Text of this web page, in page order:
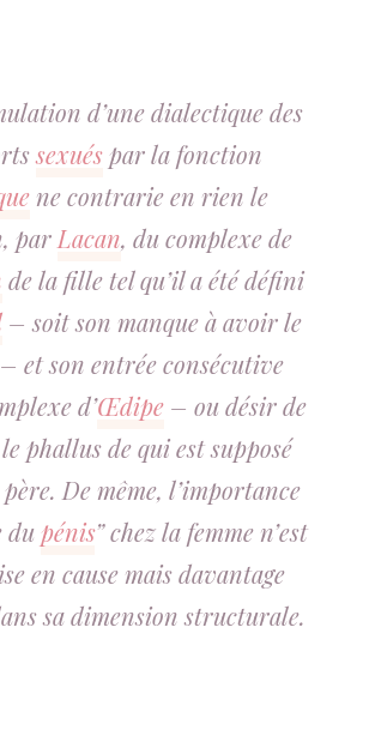
d’une dialectique des
sexuéspar la fonction
ne contrarie en rien le
par Lacan, du complexe de
de la fille tel qu’il a été défini
– soit son manque à avoir le
et son entrée consécutive
d’Œdipe– ou désir de
phallus de qui est supposé
De même, l’importance
dupénis” chez la femme n’est
en cause mais davantage
sa dimension structurale.